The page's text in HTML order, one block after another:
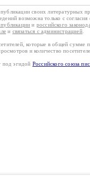
своих литературных
возможна только с
и российского
и связаться с администрацией.
которые в общей
и количество
эгидой Российского союза